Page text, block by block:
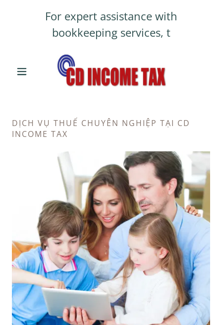
For expert assistance with
bookkeeping services, t
DỊCH VỤ THUẾ CHUYÊN NGHIỆP TẠI CD
INCOME TAX